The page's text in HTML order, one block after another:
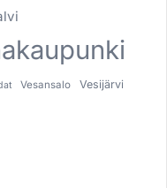
Vesansalo Vesijärvi